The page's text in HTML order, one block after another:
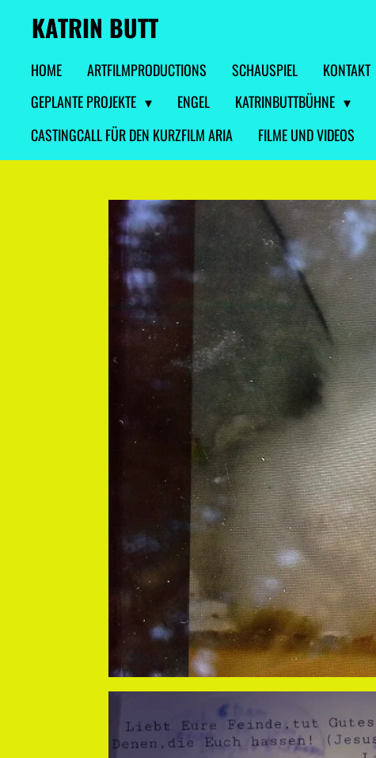
Zum
springen
KATRIN BUTT
HOME ARTFILMPRODUCTIONS SCHAUSPIEL KONTAKT
GEPLANTE PROJEKTE
ENGEL KATRINBUTTBÜHNE
CASTINGCALL FÜR DEN KURZFILM ARIA
FILME UND VIDEOS